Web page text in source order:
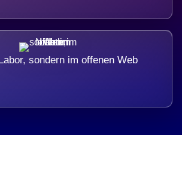
sondern im offenen Web